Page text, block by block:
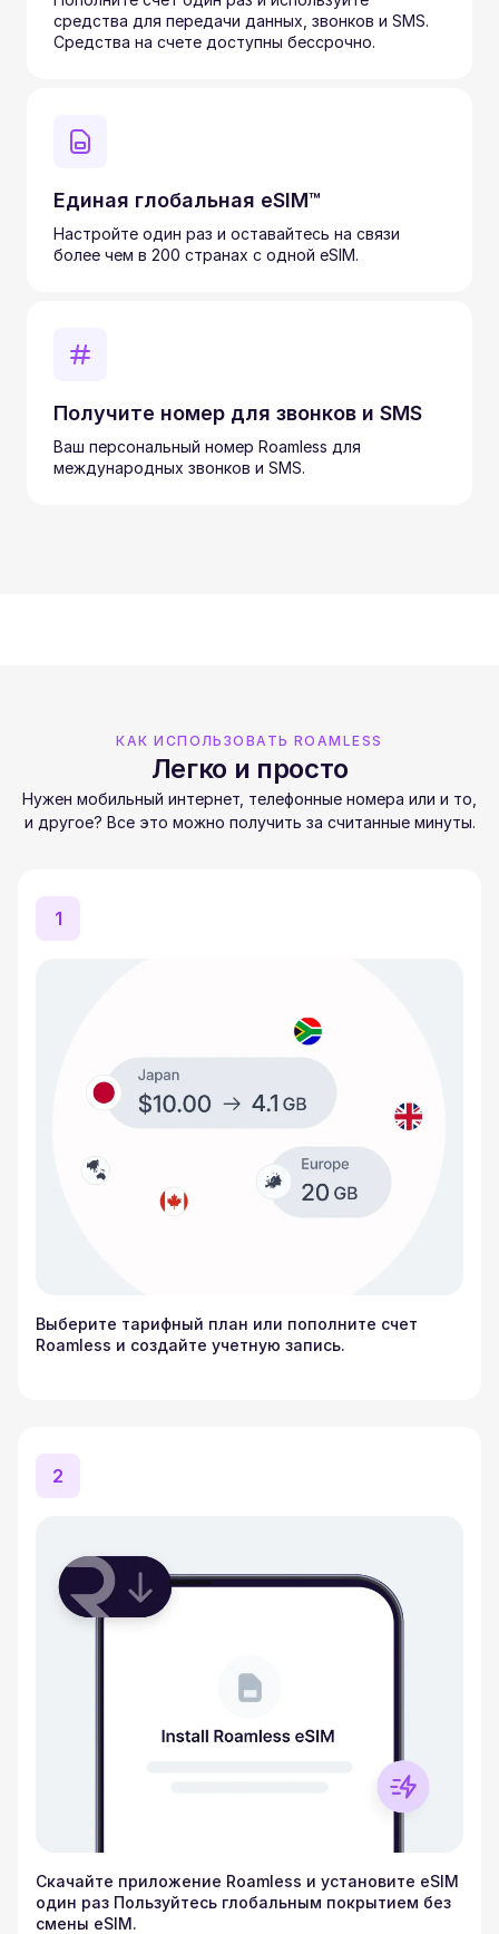
средства для передачи данных, звонков и SMS.
Средства на счете доступны бессрочно.
Единая глобальная eSIM™
Настройте один раз и оставайтесь на связи
более чем в 200 странах с одной eSIM.
Получите номер для звонков и SMS
Ваш персональный номер Roamless для
международных звонков и SMS.
КАК ИСПОЛЬЗОВАТЬ ROAMLESS
Легко и просто
Нужен мобильный интернет, телефонные номера или и то,
и другое? Все это можно получить за считанные минуты.
1
Выберите тарифный план или пополните счет
Roamless и создайте учетную запись.
2
Скачайте приложение Roamless и установите eSIM
один раз Пользуйтесь глобальным покрытием без
смены eSIM.